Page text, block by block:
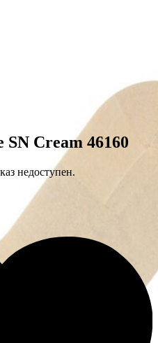
Cream 46160
недоступен.